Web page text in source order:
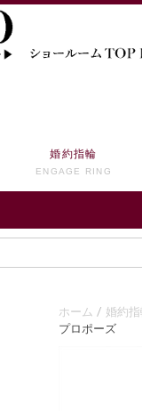
婚約指輪
ENGAGE RING
ホーム 婚約
プロポーズ